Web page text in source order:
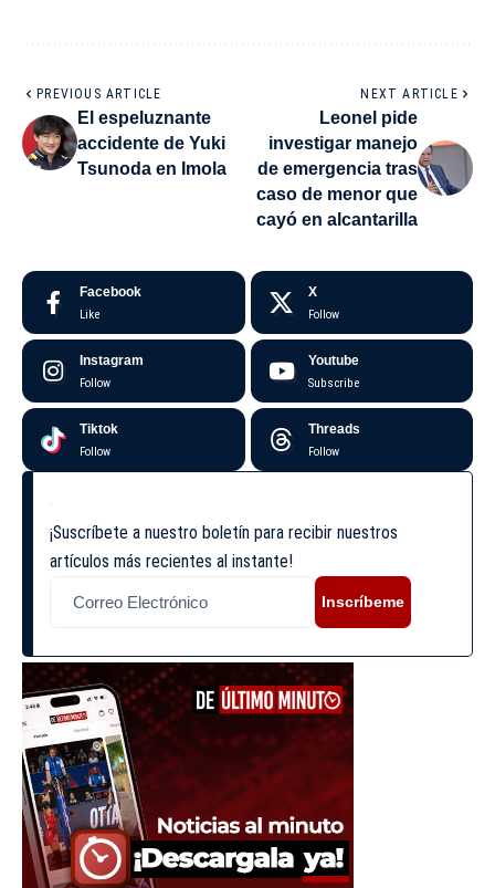
PREVIOUS ARTICLE
El espeluznante
accidente de Yuki
Tsunoda en Imola
NEXT ARTICLE
Leonel pide
investigar manejo
de emergencia tras
caso de menor que
cayó en alcantarilla
Facebook
Like
X
Follow
Instagram
Follow
Youtube
Subscribe
Tiktok
Follow
Threads
Follow
¡Suscríbete a nuestro boletín para recibir nuestros
artículos más recientes al instante!
Inscríbeme